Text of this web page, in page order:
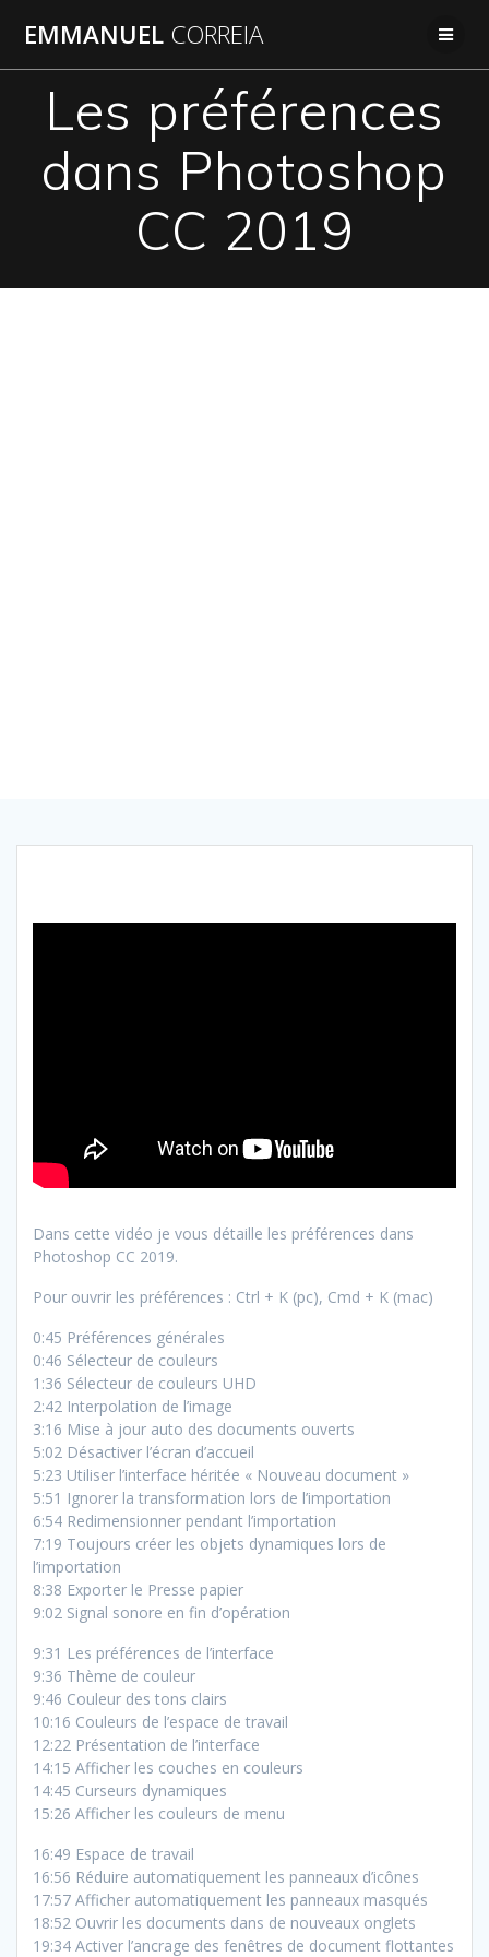
au
EMMANUEL CORREIA
Les préférences
dans Photoshop
CC 2019
Dans cette vidéo je vous détaille les préférences dans
Photoshop CC 2019.
Pour ouvrir les préférences : Ctrl + K (pc), Cmd + K (mac)
0:45 Préférences générales
0:46 Sélecteur de couleurs
1:36 Sélecteur de couleurs UHD
2:42 Interpolation de l’image
3:16 Mise à jour auto des documents ouverts
5:02 Désactiver l’écran d’accueil
5:23 Utiliser l’interface héritée « Nouveau document »
5:51 Ignorer la transformation lors de l’importation
6:54 Redimensionner pendant l’importation
7:19 Toujours créer les objets dynamiques lors de
l’importation
8:38 Exporter le Presse papier
9:02 Signal sonore en fin d’opération
9:31 Les préférences de l’interface
9:36 Thème de couleur
9:46 Couleur des tons clairs
10:16 Couleurs de l’espace de travail
12:22 Présentation de l’interface
14:15 Afficher les couches en couleurs
14:45 Curseurs dynamiques
15:26 Afficher les couleurs de menu
16:49 Espace de travail
16:56 Réduire automatiquement les panneaux d’icônes
17:57 Afficher automatiquement les panneaux masqués
18:52 Ouvrir les documents dans de nouveaux onglets
19:34 Activer l’ancrage des fenêtres de document flottantes